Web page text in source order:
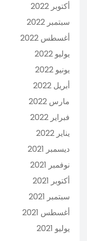
أكتوبر 2022
سبتمبر 2022
أغسطس 2022
يوليو 2022
يونيو 2022
أبريل 2022
مارس 2022
فبراير 2022
يناير 2022
ديسمبر 2021
نوفمبر 2021
أكتوبر 2021
سبتمبر 2021
أغسطس 2021
يوليو 2021